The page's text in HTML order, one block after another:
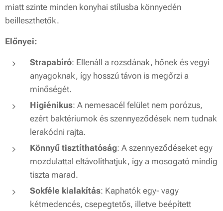
miatt szinte minden konyhai stílusba könnyedén
beilleszthetők.
Előnyei:
Strapabíró: Ellenáll a rozsdának, hőnek és vegyi
anyagoknak, így hosszú távon is megőrzi a
minőségét.
Higiénikus: A nemesacél felület nem porózus,
ezért baktériumok és szennyeződések nem tudnak
lerakódni rajta.
Könnyű tisztíthatóság: A szennyeződéseket egy
mozdulattal eltávolíthatjuk, így a mosogató mindig
tiszta marad.
Sokféle kialakítás: Kaphatók egy- vagy
kétmedencés, csepegtetős, illetve beépített